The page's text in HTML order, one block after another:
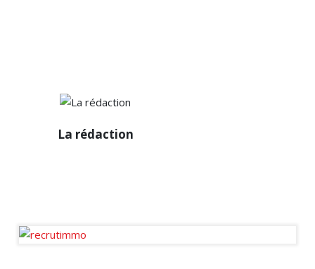
La rédaction
rédaction